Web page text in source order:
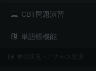
CBT問題演習
単語帳機能
学習状況・アクセス状況